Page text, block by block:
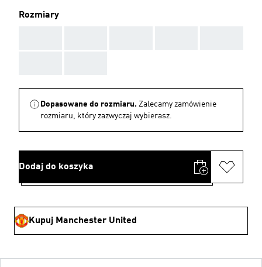
Rozmiary
Dopasowane do rozmiaru. Zalecamy zamówienie
rozmiaru, który zazwyczaj wybierasz.
Dodaj do koszyka
Kupuj Manchester United